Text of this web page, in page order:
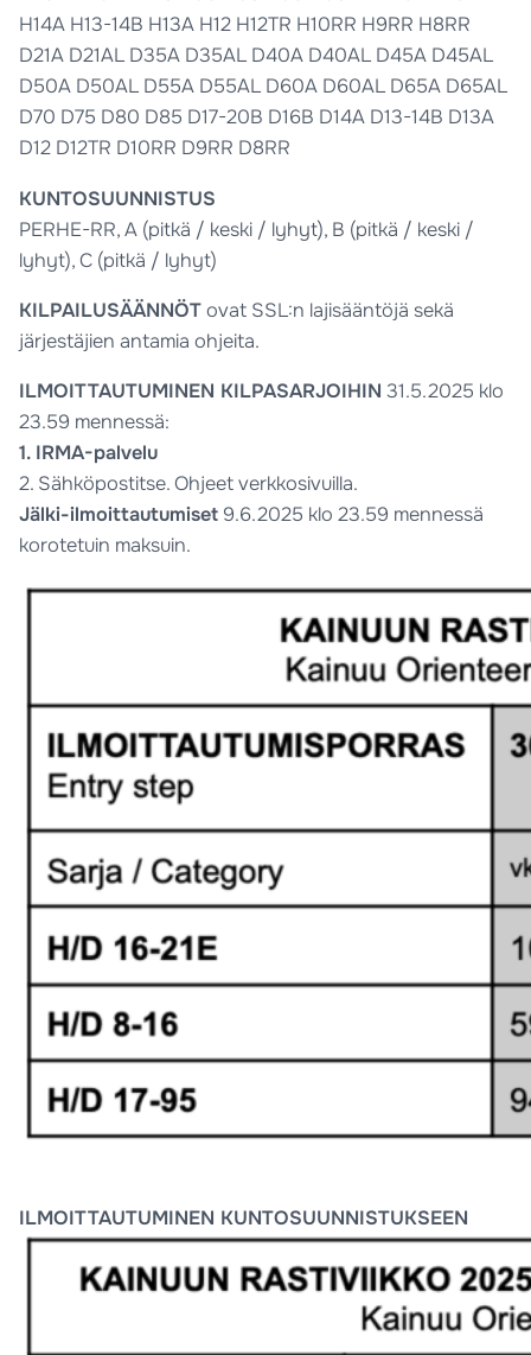
H14A H13-14B H13A H12 H12TR H10RR H9RR H8RR
D21A D21AL D35A D35AL D40A D40AL D45A D45AL
D50A D50AL D55A D55AL D60A D60AL D65A D65AL
D70 D75 D80 D85 D17-20B D16B D14A D13-14B D13A
D12 D12TR D10RR D9RR D8RR
KUNTOSUUNNISTUS
PERHE-RR, A (pitkä / keski / lyhyt), B (pitkä / keski /
lyhyt), C (pitkä / lyhyt)
KILPAILUSÄÄNNÖTovat SSL:n lajisääntöjä sekä
järjestäjien antamia ohjeita.
ILMOITTAUTUMINEN KILPASARJOIHIN 31.5.2025 klo
23.59 mennessä:
1. IRMA-palvelu
2. Sähköpostitse. Ohjeet verkkosivuilla.
Jälki-ilmoittautumiset 9.6.2025 klo 23.59 mennessä
korotetuin maksuin.
ILMOITTAUTUMINEN KUNTOSUUNNISTUKSEEN